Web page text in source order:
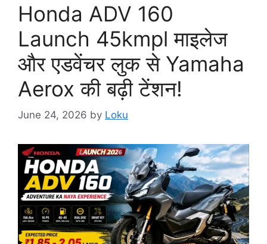
Honda ADV 160
Launch 45kmpl माइलेज
और एडवेंचर लुक से Yamaha
Aerox की बढ़ी टेंशन!
June 24, 2026 by Loku